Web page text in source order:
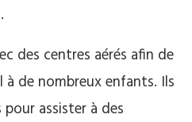
des centres aérés afin de
de nombreux enfants. Ils
assister à des